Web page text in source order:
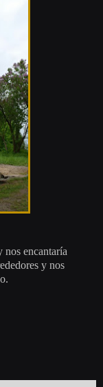
nos encantaría
y nos